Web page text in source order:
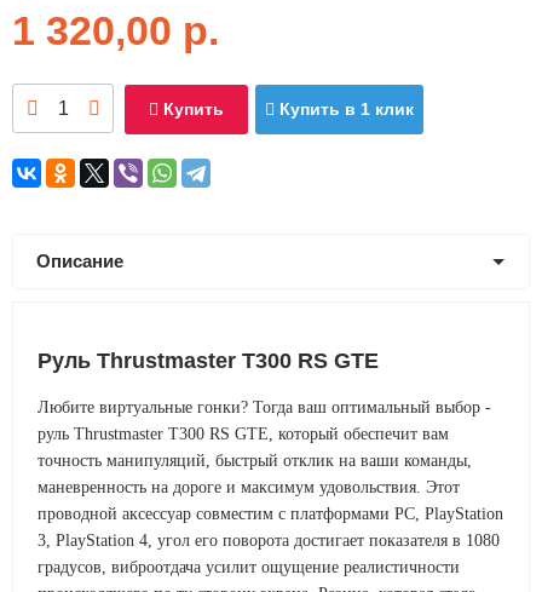
1 320,00 р.
Купить Купить в 1 клик
Описание
Руль Thrustmaster T300 RS GTE
Любите виртуальные гонки? Тогда ваш оптимальный выбор -
руль Thrustmaster T300 RS GTE, который обеспечит вам
точность манипуляций, быстрый отклик на ваши команды,
маневренность на дороге и максимум удовольствия. Этот
проводной аксессуар совместим с платформами PC, PlayStation
3, PlayStation 4, угол его поворота достигает показателя в 1080
градусов, виброотдача усилит ощущение реалистичности